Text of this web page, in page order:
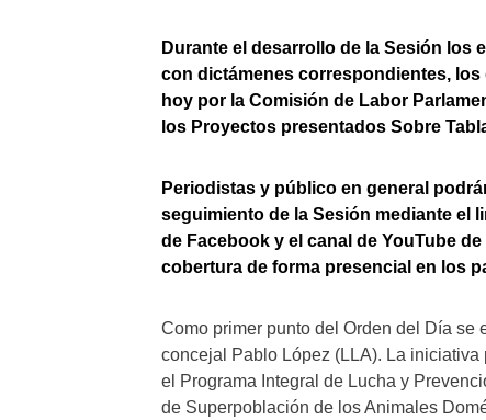
Durante el desarrollo de la Sesión los
con dictámenes correspondientes,
hoy por la Comisión de Labor
los Proyectos presentados Sobre
Periodistas y público en general
seguimiento de la Sesión mediante el
de Facebook y el canal de YouTube
cobertura de forma presencial en los
Como primer punto del Orden del Día se
concejal Pablo López (LLA). La
el Programa Integral de Lucha y
de Superpoblación de los Animales